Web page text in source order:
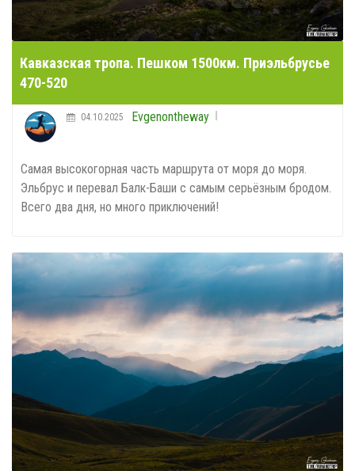
Кавказская тропа. Пешком 1500км. Приэльбрусье
470-520
Evgenontheway
04.10.2025
Самая высокогорная часть маршрута от моря до моря.
Эльбрус и перевал Балк-Баши с самым серьёзным бродом.
Всего два дня, но много приключений!